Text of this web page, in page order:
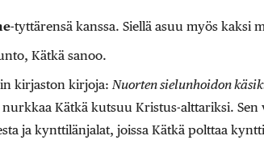
-tyttärensä kanssa. Siellä asuu myös kaksi
Kätkä sanoo.
kirjaston kirjoja: Nuorten sielunhoidon
Kätkä kutsuu Kristus-alttariksi. Sen
ja kynttilänjalat, joissa Kätkä polttaa